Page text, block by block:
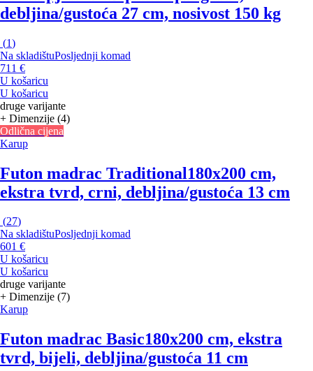
debljina/gustoća 27 cm, nosivost 150 kg
(1)
Na skladištuPosljednji komad
711 €
U košaricu
U košaricu
druge varijante
+ Dimenzije (4)
Odlična cijena
Karup
Futon madrac Traditional180x200 cm,
ekstra tvrd, crni, debljina/gustoća 13 cm
(27)
Na skladištuPosljednji komad
601 €
U košaricu
U košaricu
druge varijante
+ Dimenzije (7)
Karup
Futon madrac Basic180x200 cm, ekstra
tvrd, bijeli, debljina/gustoća 11 cm